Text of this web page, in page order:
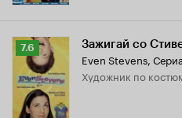
Рейтинг
Кинопоиска
7.6
7.6 Зажигай со
Even Stevens,
Художник по